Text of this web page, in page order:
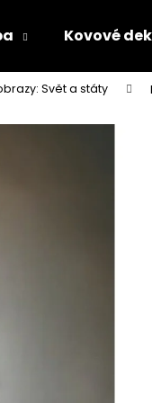
Kovové
Svět a státy
Co